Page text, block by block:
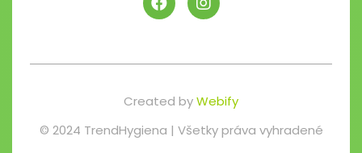
Created byWebify
© 2024 TrendHygiena | Všetky práva vyhradené